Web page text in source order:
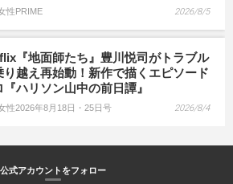
性PRIME 2026/8/5
『地面師たち』豊川悦司がトラブル
り越え再始動！新作で描くエピソード
『ハリソン山中の前日譚』
性2026年8月18日・25日号 2026/8/4
公式アカウントをフォロー